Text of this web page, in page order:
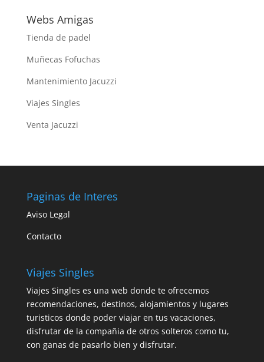
Webs Amigas
Tienda de padel
Muñecas Fofuchas
Mantenimiento Jacuzzi
Viajes Singles
Venta Jacuzzi
Paginas de Interes
Aviso Legal
Contacto
Viajes Singles
Viajes Singles es una web donde te ofrecemos
recomendaciones, destinos, alojamientos y lugares
turisticos donde poder viajar en tus vacaciones,
disfrutar de la compañia de otros solteros como tu,
con ganas de pasarlo bien y disfrutar.